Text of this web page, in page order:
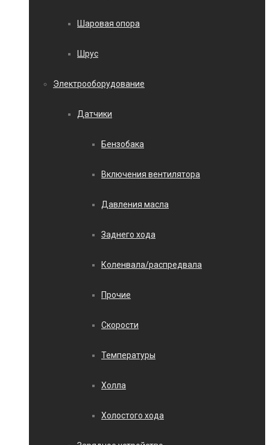
Шаровая опора
Шрус
Электрооборудование
Датчики
Бензобака
Включения вентилятора
Давления масла
Заднего хода
Коленвала/распредвала
Прочие
Скорости
Температуры
Холла
Холостого хода